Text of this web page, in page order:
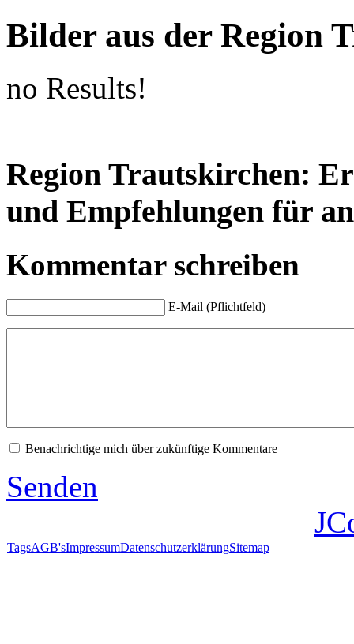
Bilder aus der Region
no Results!
Region Trautskirchen:
und Empfehlungen für
Kommentar schreiben
E-Mail (Pflichtfeld)
Benachrichtige mich über zukünftige Kommentare
Senden
TagsAGB'sImpressumDatenschutzerklärungSitemap